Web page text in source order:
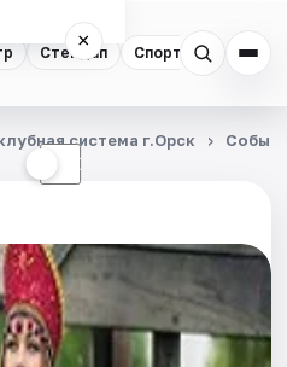
Стендап Спорт
×
☾
система г.Орск